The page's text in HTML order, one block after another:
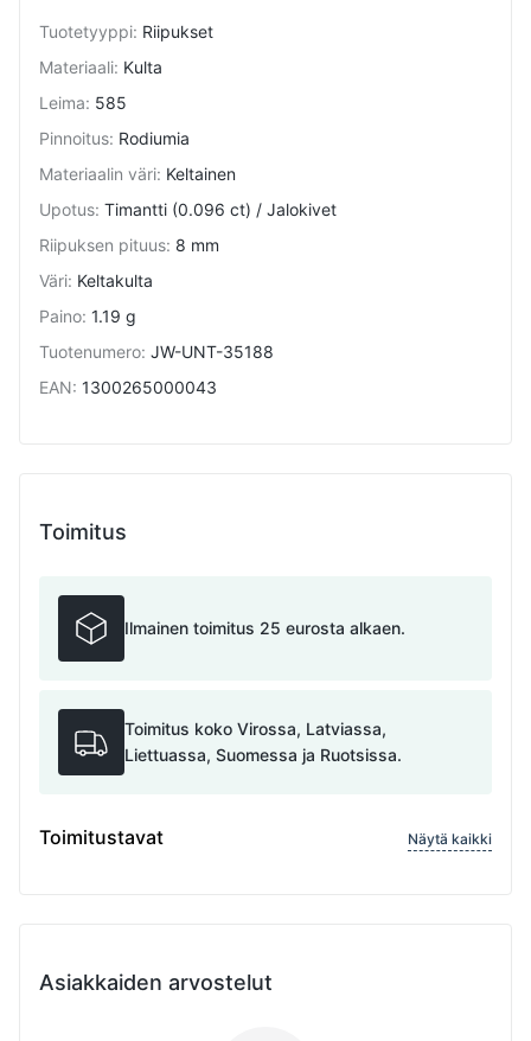
Tuotetyyppi: Riipukset
Materiaali: Kulta
Leima: 585
Pinnoitus: Rodiumia
Materiaalin väri: Keltainen
Upotus: Timantti (0.096 ct) / Jalokivet
Riipuksen pituus: 8 mm
Väri: Keltakulta
Paino: 1.19 g
Tuotenumero: JW-UNT-35188
EAN: 1300265000043
Toimitus
Ilmainen toimitus 25 eurosta alkaen.
Toimitus koko Virossa, Latviassa,
Liettuassa, Suomessa ja Ruotsissa.
Toimitustavat Näytä kaikki
Asiakkaiden arvostelut